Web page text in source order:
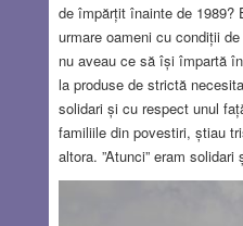
de împărțit înainte de 1989?
urmare oameni cu condiții
nu aveau ce să își împartă
la produse de strictă
solidari și cu respect unul
familiile din povestiri, știau
altora. ”Atunci” eram solidari
sau mai puțin bune!
ajuns la dezbinare, pentru